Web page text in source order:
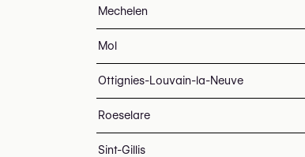
Mechelen
Mol
Ottignies-Louvain-la-Neuve
Roeselare
Sint-Gillis